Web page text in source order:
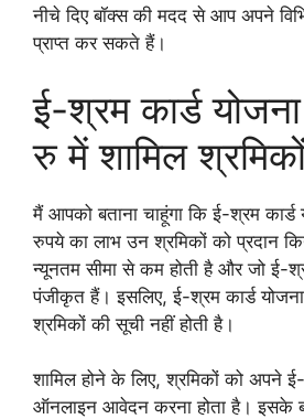
नीचे दिए बॉक्स की मदद से आप अपने
प्राप्त कर सकते हैं।
ई-श्रम कार्ड
रु में शामिल
मैं आपको बताना चाहूंगा कि ई-श्रम
रुपये का लाभ उन श्रमिकों को प्रदान
न्यूनतम सीमा से कम होती है और जो ई-
पंजीकृत हैं। इसलिए, ई-श्रम कार्ड
श्रमिकों की सूची नहीं होती है।
शामिल होने के लिए, श्रमिकों को अपने
ऑनलाइन आवेदन करना होता है। इसके